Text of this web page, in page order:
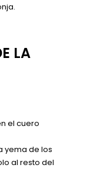
LA
el cuero
yema de los
al resto del